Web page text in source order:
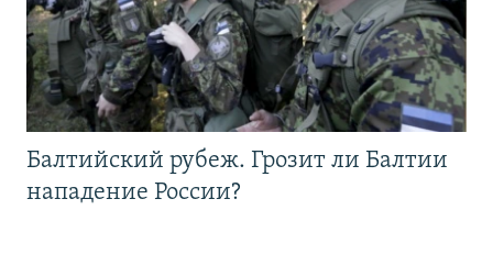
Балтийский рубеж. Грозит ли Балтии
нападение России?